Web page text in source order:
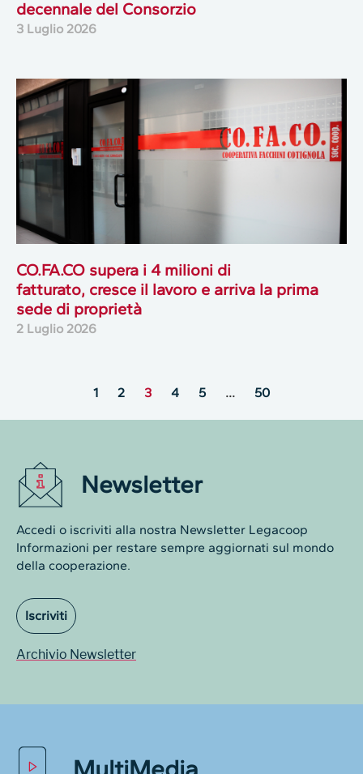
decennale del Consorzio
3 Luglio 2026
CO.FA.CO supera i 4 milioni di
fatturato, cresce il lavoro e arriva la prima
sede di proprietà
2 Luglio 2026
1 2 3 4 5 … 50
Newsletter
Accedi o iscriviti alla nostra Newsletter Legacoop
Informazioni per restare sempre aggiornati sul mondo
della cooperazione.
Iscriviti
Archivio Newsletter